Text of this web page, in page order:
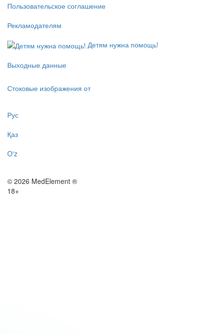
Пользовательское соглашение
Рекламодателям
Детям нужна помощь!
Выходные данные
Стоковые изображения от
Рус
Қаз
O'z
© 2026 MedElement ®
18+